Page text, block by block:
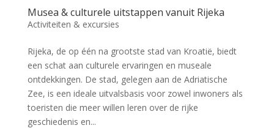
Musea & culturele uitstappen vanuit Rijeka
Activiteiten & excursies
Rijeka, de op één na grootste stad van Kroatië, biedt
een schat aan culturele ervaringen en museale
ontdekkingen. De stad, gelegen aan de Adriatische
Zee, is een ideale uitvalsbasis voor zowel inwoners als
toeristen die meer willen leren over de rijke
geschiedenis en...